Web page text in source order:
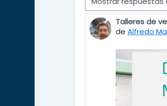
Talleres de
de Alfredo
Número de